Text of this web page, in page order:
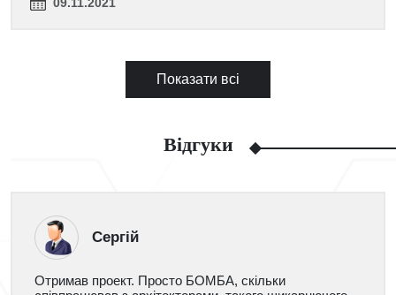
Показати всі
Відгуки
Сергій
Отримав проект. Просто БОМБА, скільки